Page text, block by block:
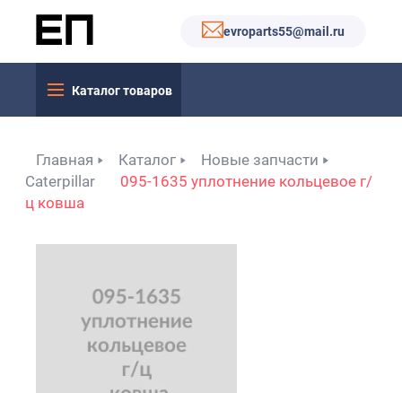
evroparts55@mail.ru
Каталог товаров
Главная Каталог
Новые запчасти
Caterpillar
095-1635 уплотнение кольцевое г/
ц ковша